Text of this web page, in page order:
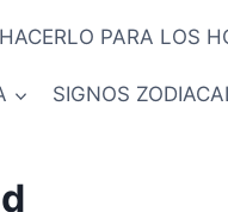
PARA LOS
SIGNOS